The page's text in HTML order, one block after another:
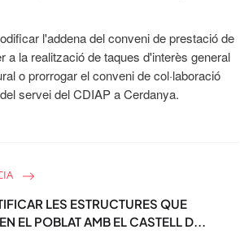
l'addena del conveni de prestació de
la realització de taques d'interès general
o prorrogar el conveni de col·laboració
servei del CDIAP a Cerdanya.
LES ESTRUCTURES QUE
EL POBLAT AMB EL CASTELL D...